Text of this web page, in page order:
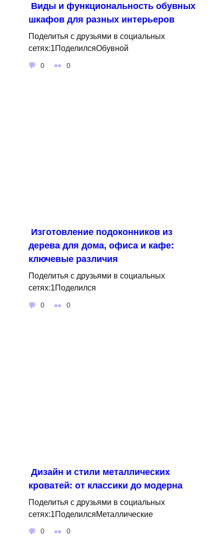
Виды и функциональность обувных
шкафов для разных интерьеров
Поделитья с друзьями в социальных
сетях:1ПоделилсяОбувной
0 0
Изготовление подоконников из
дерева для дома, офиса и кафе:
ключевые различия
Поделитья с друзьями в социальных
сетях:1Поделился
0 0
Дизайн и стили металлических
кроватей: от классики до модерна
Поделитья с друзьями в социальных
сетях:1ПоделилсяМеталлические
0 0